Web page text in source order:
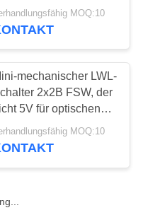
226
multi
60
APC für OADM
MOQ:10
mechanischer LWL-
2x2B FSW, der
5V für optischen
verriegelt
MOQ:10